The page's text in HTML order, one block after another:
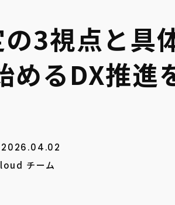
3視点と具
るDX推進
2026.04.02
チーム